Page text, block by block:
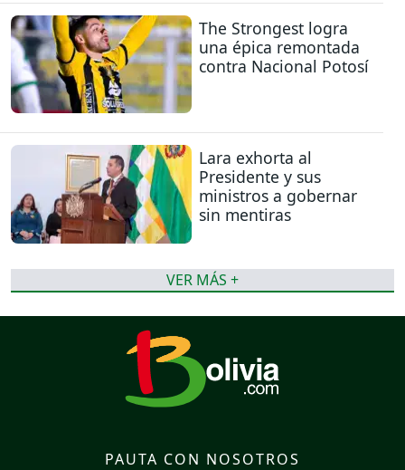
The Strongest logra
una épica remontada
contra Nacional Potosí
Lara exhorta al
Presidente y sus
ministros a gobernar
sin mentiras
VER MÁS +
PAUTA CON NOSOTROS